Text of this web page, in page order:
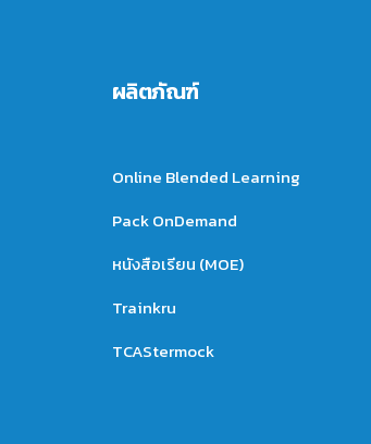
ผลิตภัณฑ์
Online Blended Learning
Pack OnDemand
หนังสือเรียน (MOE)
Trainkru
TCAStermock